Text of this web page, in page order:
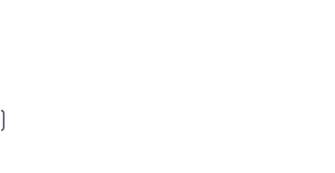
)